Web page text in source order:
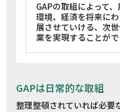
GAPの取組によって
環境、経済を将来に
展させていける、次
業を実現することがで
GAPは日常的な取組
整理整頓されていれば必要